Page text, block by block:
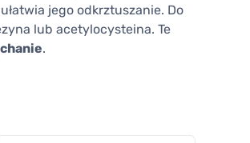
jego odkrztuszanie. Do
lub acetylocysteina. Te
.